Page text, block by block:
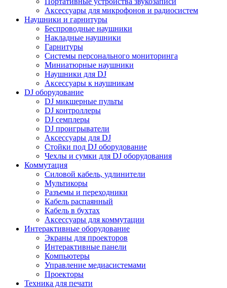
Аксессуары для микрофонов и радиосистем
Наушники и гарнитуры
Беспроводные наушники
Накладные наушники
Гарнитуры
Системы персонального мониторинга
Миниатюрные наушники
Наушники для DJ
Аксессуары к наушникам
DJ оборудование
DJ микшерные пульты
DJ контроллеры
DJ семплеры
DJ проигрыватели
Аксессуары для DJ
Стойки под DJ оборудование
Чехлы и сумки для DJ оборудования
Коммутация
Силовой кабель, удлинители
Мультикоры
Разъемы и переходники
Кабель распаянный
Кабель в бухтах
Аксессуары для коммутации
Интерактивные оборудование
Экраны для проекторов
Интерактивные панели
Компьютеры
Управление медиасистемами
Проекторы
Техника для печати